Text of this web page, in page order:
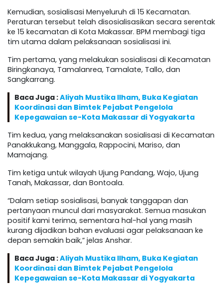
Kemudian, sosialisasi Menyeluruh di 15 Kecamatan.
Peraturan tersebut telah disosialisasikan secara serentak
ke 15 kecamatan di Kota Makassar. BPM membagi tiga
tim utama dalam pelaksanaan sosialisasi ini.
Tim pertama, yang melakukan sosialisasi di Kecamatan
Biringkanaya, Tamalanrea, Tamalate, Tallo, dan
Sangkarrang.
Baca Juga :Aliyah Mustika Ilham, Buka Kegiatan
Koordinasi dan Bimtek Pejabat Pengelola
Kepegawaian se-Kota Makassar di Yogyakarta
Tim kedua, yang melaksanakan sosialisasi di Kecamatan
Panakkukang, Manggala, Rappocini, Mariso, dan
Mamajang.
Tim ketiga untuk wilayah Ujung Pandang, Wajo, Ujung
Tanah, Makassar, dan Bontoala.
“Dalam setiap sosialisasi, banyak tanggapan dan
pertanyaan muncul dari masyarakat. Semua masukan
positif kami terima, sementara hal-hal yang masih
kurang dijadikan bahan evaluasi agar pelaksanaan ke
depan semakin baik,” jelas Anshar.
Baca Juga :Aliyah Mustika Ilham, Buka Kegiatan
Koordinasi dan Bimtek Pejabat Pengelola
Kepegawaian se-Kota Makassar di Yogyakarta